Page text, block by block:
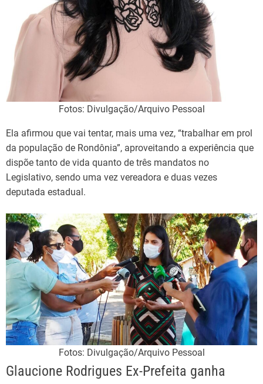
Fotos: Divulgação/Arquivo Pessoal
Ela afirmou que vai tentar, mais uma vez, “trabalhar em prol
da população de Rondônia”, aproveitando a experiência que
dispõe tanto de vida quanto de três mandatos no
Legislativo, sendo uma vez vereadora e duas vezes
deputada estadual.
Fotos: Divulgação/Arquivo Pessoal
Glaucione Rodrigues Ex-Prefeita ganha